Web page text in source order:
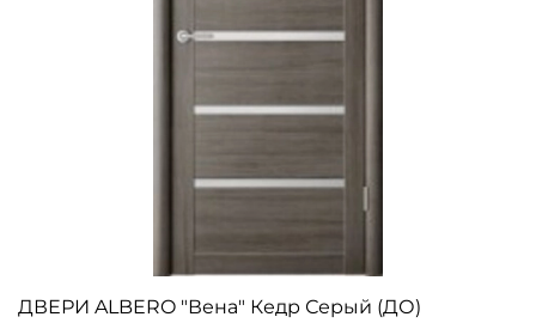
ДВЕРИ ALBERO "Вена" Кедр Серый (ДО)